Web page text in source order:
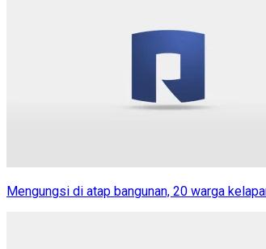
Mengungsi di atap bangunan, 20 warga